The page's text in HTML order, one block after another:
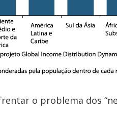
o problema dos